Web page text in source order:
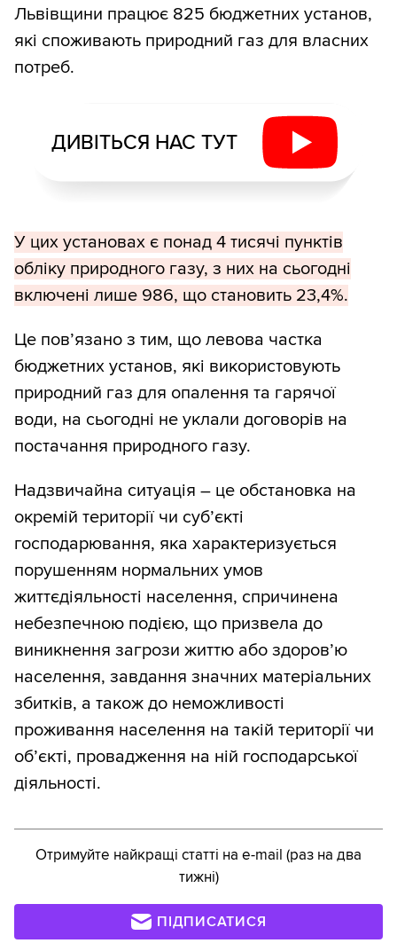
Львівщини працює 825 бюджетних установ,
які споживають природний газ для власних
потреб.
ДИВІТЬСЯ НАС ТУТ
У цих установах є понад 4 тисячі пунктів
обліку природного газу, з них на сьогодні
включені лише 986, що становить 23,4%.
Це пов’язано з тим, що левова частка
бюджетних установ, які використовують
природний газ для опалення та гарячої
води, на сьогодні не уклали договорів на
постачання природного газу.
Надзвичайна ситуація – це обстановка на
окремій території чи суб’єкті
господарювання, яка характеризується
порушенням нормальних умов
життєдіяльності населення, спричинена
небезпечною подією, що призвела до
виникнення загрози життю або здоров’ю
населення, завдання значних матеріальних
збитків, а також до неможливості
проживання населення на такій території чи
об’єкті, провадження на ній господарської
діяльності.
Отримуйте найкращі статті на e-mail (раз на два
тижні)
ПІДПИСАТИСЯ